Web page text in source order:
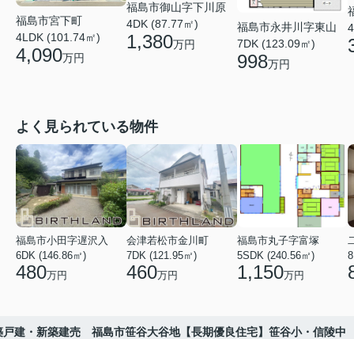
福島市宮下町
4LDK (101.74㎡)
4,090万円
福島市御山字下川原
4DK (87.77㎡)
1,380万円
福島市永井川字東山
7DK (123.09㎡)
998万円
よく見られている物件
福島市小田字遅沢入
6DK (146.86㎡)
480万円
会津若松市金川町
7DK (121.95㎡)
460万円
福島市丸子字富塚
5SDK (240.56㎡)
1,150万円
戸建・新築建売 福島市笹谷大谷地【長期優良住宅】笹谷小・信陵中